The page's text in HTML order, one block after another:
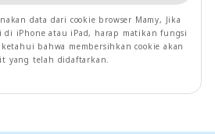
data dari cookie browser Mamy, Jika
di iPhone atau iPad, harap matikan fungsi
bahwa membersihkan cookie akan
yang telah didaftarkan.